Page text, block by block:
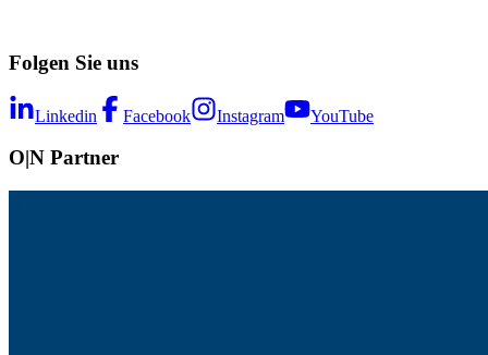
Folgen Sie uns
Linkedin Facebook Instagram YouTube
O|N Partner